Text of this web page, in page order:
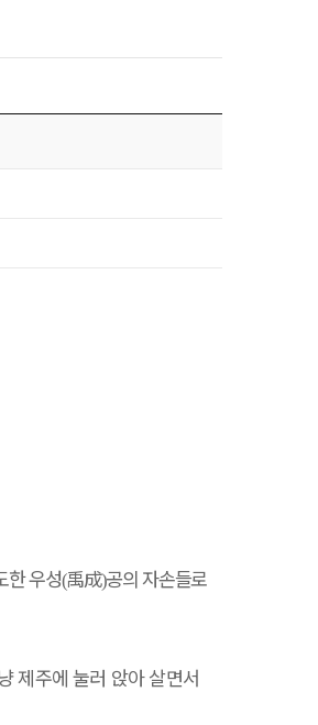
한 우성(禹成)공의 자손들로
제주에 눌러 앉아 살면서